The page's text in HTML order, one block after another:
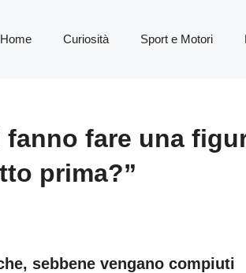
Home Curiosità Sport e Motori
fare una
prima?”
sebbene vengano compiuti